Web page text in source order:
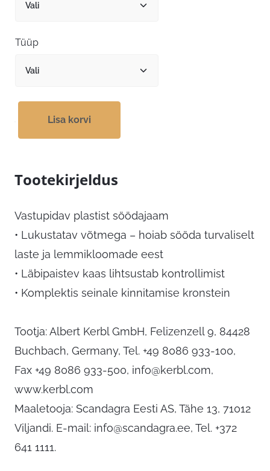
Tüüp
Lisa korvi
Tootekirjeldus
Vastupidav plastist söödajaam
• Lukustatav võtmega – hoiab sööda turvaliselt
laste ja lemmikloomade eest
• Läbipaistev kaas lihtsustab kontrollimist
• Komplektis seinale kinnitamise kronstein
Tootja: Albert Kerbl GmbH, Felizenzell 9, 84428
Buchbach, Germany, Tel. +49 8086 933-100,
Fax +49 8086 933-500, info@kerbl.com,
www.kerbl.com
Maaletooja: Scandagra Eesti AS, Tähe 13, 71012
Viljandi. E-mail: info@scandagra.ee, Tel. +372
641 1111.